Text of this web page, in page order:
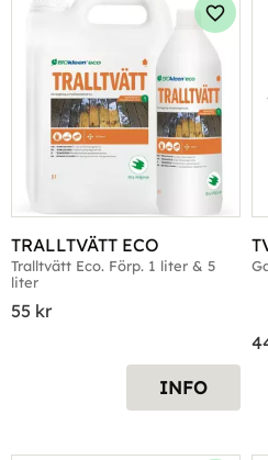
TRALLTVÄTT ECO
​Tralltvätt Eco. Förp. 1 liter & 5
liter
55 kr
Lägg
INFO